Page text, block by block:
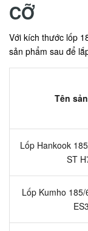
CỠ
Với kích thước lốp
sản phẩm sau để
Tên
Lốp Hankook
ST
Lốp Kumho